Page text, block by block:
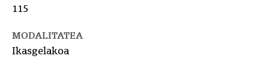
115
MODALITATEA
Ikasgelakoa